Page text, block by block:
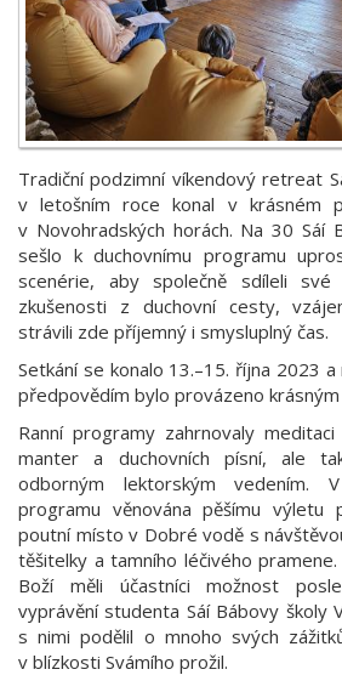
Tradiční podzimní víkendový retreat
v letošním roce konal v krásném
v Novohradských horách. Na 30 Sáí
sešlo k duchovnímu programu
scenérie, aby společně sdíleli
zkušenosti z duchovní cesty,
strávili zde příjemný i smysluplný čas.
Setkání se konalo 13.–15. října 2023
předpovědím bylo provázeno krásným
Ranní programy zahrnovaly
manter a duchovních písní, ale
odborným lektorským vedením.
programu věnována pěšímu výletu
poutní místo v Dobré vodě s
těšitelky a tamního léčivého
Boží měli účastníci možnost
vyprávění studenta Sáí Bábovy školy
s nimi podělil o mnoho svých
v blízkosti Svámího prožil.